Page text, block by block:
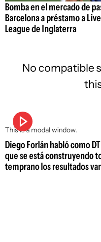
Bomba en el mercado de
Barcelona a préstamo a
League de Inglaterra
This is a modal window.
No compatible
Diego Forlán habló como
que se está construyendo
temprano los resultados